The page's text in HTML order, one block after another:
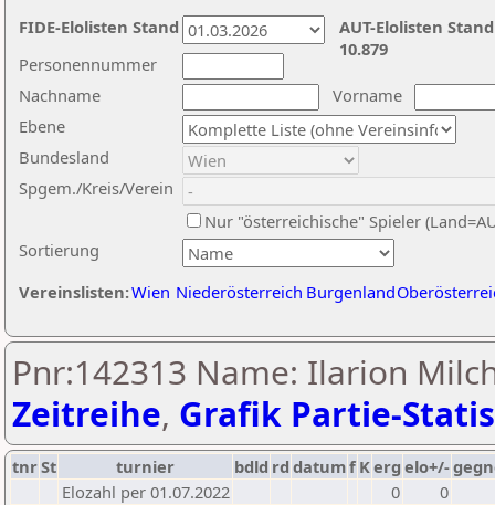
Nachname
Vorname
Ebene
Sortierung
Personennummer
Bundesland
Spgem./Kreis/Verein
Nur "österreichische" Spieler
Vereinslisten:Wien Niederösterreich Burgenland
AUT-Elolisten
10.879
FIDE-Elolisten Stand
Pnr:142313 Name: Ilarion
Zeitreihe, Grafik Partie-
tnrSt turnier bdld rd datumf Kerg elo+/-
Elozahl per 01.07.2022
0
0